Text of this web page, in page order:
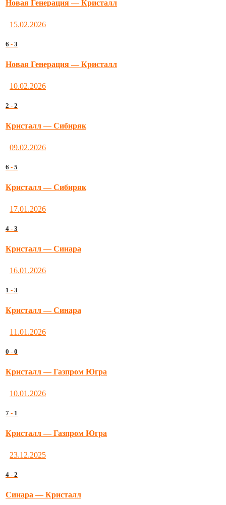
Новая Генерация — Кристалл
15.02.2026
6 - 3
Новая Генерация — Кристалл
10.02.2026
2 - 2
Кристалл — Сибиряк
09.02.2026
6 - 5
Кристалл — Сибиряк
17.01.2026
4 - 3
Кристалл — Синара
16.01.2026
1 - 3
Кристалл — Синара
11.01.2026
0 - 0
Кристалл — Газпром Югра
10.01.2026
7 - 1
Кристалл — Газпром Югра
23.12.2025
4 - 2
Синара — Кристалл